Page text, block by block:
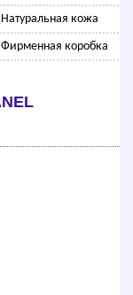
Натуральная кожа
Фирменная коробка